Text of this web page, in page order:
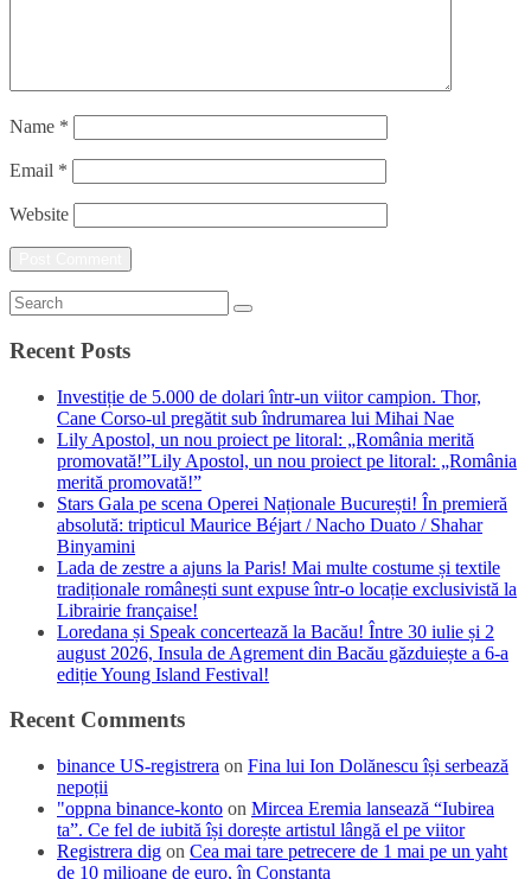
Name *
Email *
Website
Recent Posts
Investiție de 5.000 de dolari într-un viitor campion. Thor,
Cane Corso-ul pregătit sub îndrumarea lui Mihai Nae
Lily Apostol, un nou proiect pe litoral: „România merită
promovată!”Lily Apostol, un nou proiect pe litoral: „România
merită promovată!”
Stars Gala pe scena Operei Naționale București! În premieră
absolută: tripticul Maurice Béjart / Nacho Duato / Shahar
Binyamini
Lada de zestre a ajuns la Paris! Mai multe costume și textile
tradiționale românești sunt expuse într-o locație exclusivistă la
Librairie française!
Loredana și Speak concertează la Bacău! Între 30 iulie și 2
august 2026, Insula de Agrement din Bacău găzduiește a 6-a
ediție Young Island Festival!
Recent Comments
binance US-registrera on Fina lui Ion Dolănescu își serbează
nepoții
"oppna binance-konto on Mircea Eremia lansează “Iubirea
ta”. Ce fel de iubită își dorește artistul lângă el pe viitor
Registrera dig on Cea mai tare petrecere de 1 mai pe un yaht
de 10 milioane de euro, în Constanța